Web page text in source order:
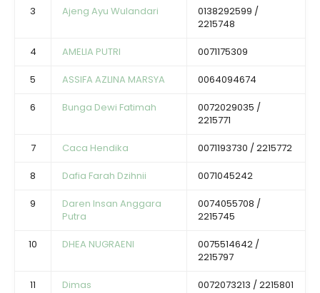
3 Ajeng Ayu Wulandari
0138292599 /
2215748
4 AMELIA PUTRI 0071175309
5 ASSIFA AZLINA MARSYA 0064094674
6 Bunga Dewi Fatimah
0072029035 /
2215771
7 Caca Hendika 0071193730 / 2215772
8 Dafia Farah Dzihnii 0071045242
9
Daren Insan Anggara
Putra
0074055708 /
2215745
10 DHEA NUGRAENI
0075514642 /
2215797
11 Dimas 0072073213 / 2215801